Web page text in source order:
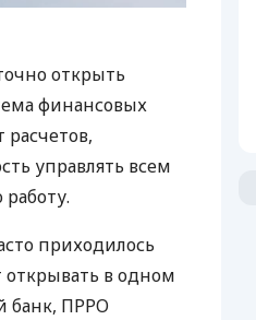
открыть
финансовых
управлять всем
приходилось
открывать в одном
банк, ПРРО